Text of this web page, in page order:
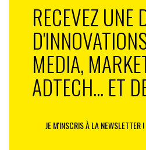
RECEVEZ UNE
MEDIA,
ADTECH... ET
JE M'INSCRIS À LA NEWSLETTER !